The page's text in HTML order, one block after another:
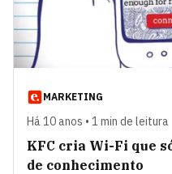
MARKETING
Há 10 anos • 1 min de leitura
KFC cria Wi-Fi que
de conhecimento